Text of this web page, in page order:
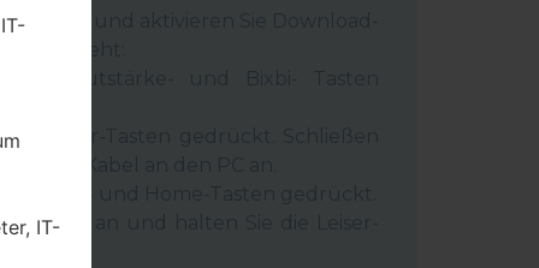
aus und aktivieren Sie Download-
es geht:
, Lautstärke- und Bixbi- Tasten
Leiser-Tasten gedrückt. Schließen
USB-Kabel an den PC an.
, Lauter- und Home-Tasten gedrückt.
Kabel an und halten Sie die Leiser-
IT-